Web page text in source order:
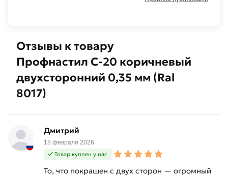
Отзывы к товару
Профнастил С-20 коричневый
двухсторонний 0,35 мм (Ral
8017)
Дмитрий
18 февраля 2026
Товар куплен у нас
То, что покрашен с двух сторон — огромный